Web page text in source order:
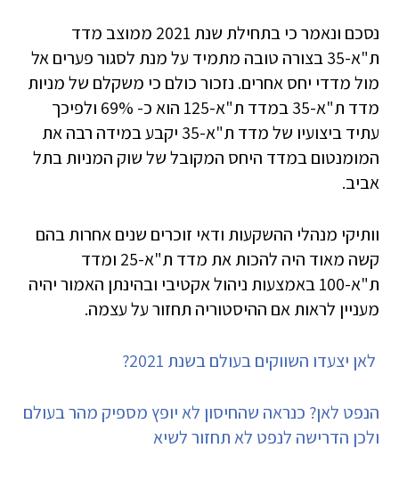
נסכם ונאמר כי בתחילת שנת 2021 ממוצב מדד
ת"א-35 בצורה טובה מתמיד על מנת לסגור פערים אל
מול מדדי יחס אחרים. נזכור כולם כי משקלם של מניות
מדד ת"א-35 במדד ת"א-125 הוא כ- 69% ולפיכך
עתיד ביצועיו של מדד ת"א-35 יקבע במידה רבה את
המומנטום במדד היחס המקובל של שוק המניות בתל
אביב.
וותיקי מנהלי ההשקעות ודאי זוכרים שנים אחרות בהם
קשה מאוד היה להכות את מדד ת"א-25 ומדד
ת"א-100 באמצעות ניהול אקטיבי ובהינתן האמור יהיה
מעניין לראות אם ההיסטוריה תחזור על עצמה.
לאן יצעדו השווקים בעולם בשנת 2021?
הנפט לאן? כנראה שהחיסון לא יופץ מספיק מהר בעולם
ולכן הדרישה לנפט לא תחזור לשיא